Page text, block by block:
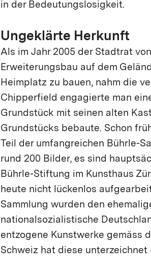
in der Bedeutungslosigkeit.
Ungeklärte Herkunft
Als im Jahr 2005 der Stadtrat
Erweiterungsbau auf dem
Heimplatz zu bauen, nahm die
Chipperfield engagierte man
Grundstück mit seinen alten
Grundstücks bebaute. Schon
Teil der umfangreichen Bührle-
rund 200 Bilder, es sind
Bührle-Stiftung im Kunsthaus
heute nicht lückenlos
Sammlung wurden den
nationalsozialistische
entzogene Kunstwerke gemäss
Schweiz hat diese unterzeichnet